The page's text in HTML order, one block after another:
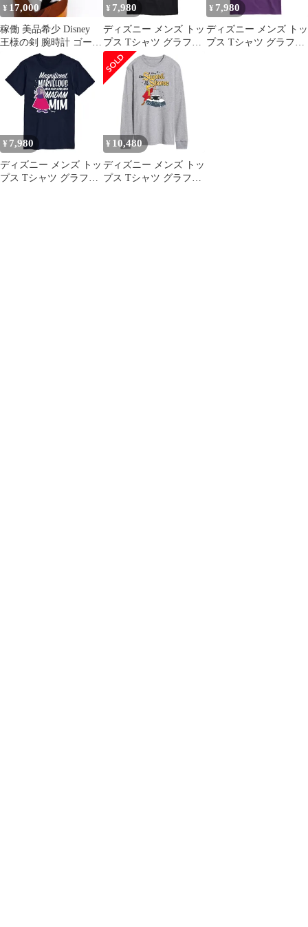
¥ 17,000
稼働 美品希少 Disney
王様の剣 腕時計 ゴール
ド ピンバッチ 3293
¥ 7,980
ディズニー メンズ トッ
プス Tシャツ グラフィ
ック Disneys The Sword
in the Stone Mens Okay
Just Hear Me Out Graphic
Tee Bla
¥ 7,980
ディズニー メンズ トッ
プス Tシャツ グラフィ
¥ 7,980
ディズニー メンズ トッ
プス Tシャツ グラフィ
¥ 10,480
ディズニー メンズ トッ
プス Tシャツ グラフィ